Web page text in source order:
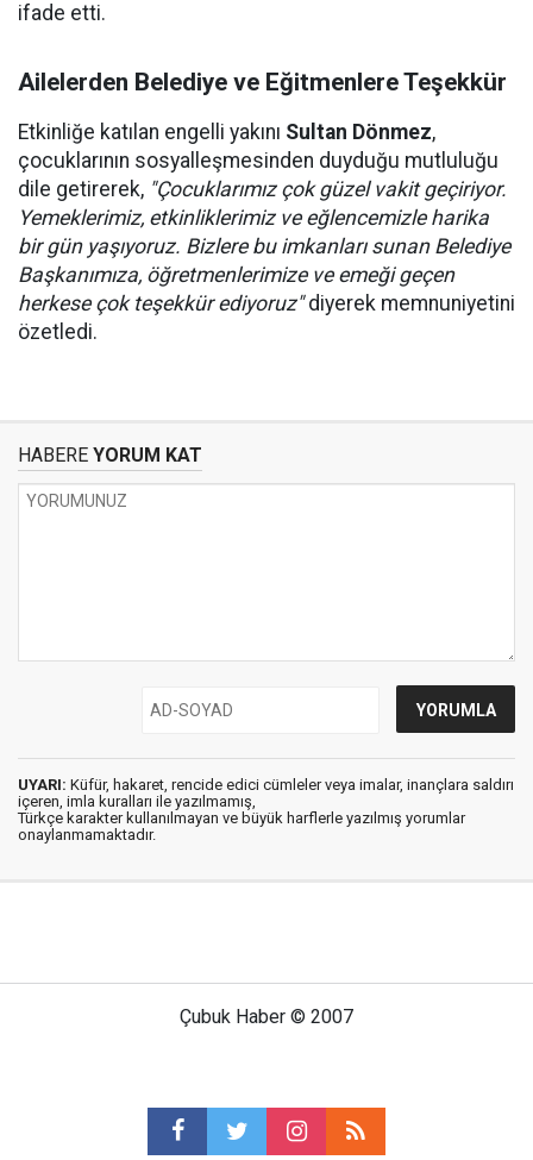
ifade etti.
Ailelerden Belediye ve Eğitmenlere Teşekkür
Etkinliğe katılan engelli yakını Sultan Dönmez,
çocuklarının sosyalleşmesinden duyduğu mutluluğu
dile getirerek, "Çocuklarımız çok güzel vakit geçiriyor.
Yemeklerimiz, etkinliklerimiz ve eğlencemizle harika
bir gün yaşıyoruz. Bizlere bu imkanları sunan Belediye
Başkanımıza, öğretmenlerimize ve emeği geçen
herkese çok teşekkür ediyoruz"diyerek memnuniyetini
özetledi.
HABERE YORUM KAT
UYARI: Küfür, hakaret, rencide edici cümleler veya imalar, inançlara saldırı
içeren, imla kuralları ile yazılmamış,
Türkçe karakter kullanılmayan ve büyük harflerle yazılmış yorumlar
onaylanmamaktadır.
Çubuk Haber © 2007